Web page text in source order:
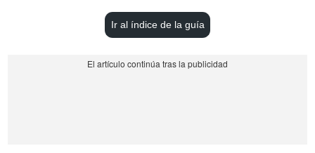
Ir al índice de la guía